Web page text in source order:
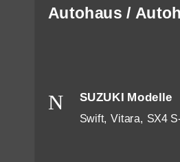
Autohaus /
N SUZUKI Modelle
Swift, Vitara, SX4